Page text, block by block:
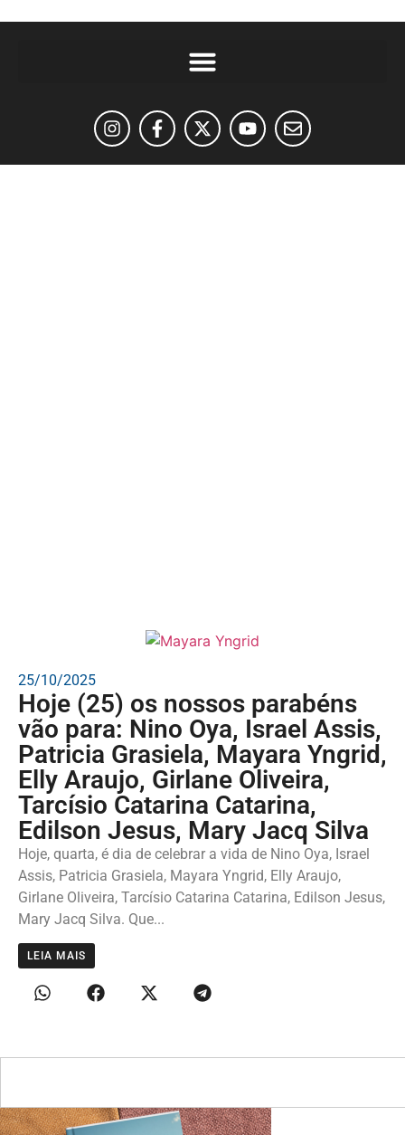
25/10/2025
Hoje (25) os nossos parabéns
vão para: Nino Oya, Israel Assis,
Patricia Grasiela, Mayara Yngrid,
Elly Araujo, Girlane Oliveira,
Tarcísio Catarina Catarina,
Edilson Jesus, Mary Jacq Silva
Hoje, quarta, é dia de celebrar a vida de Nino Oya, Israel
Assis, Patricia Grasiela, Mayara Yngrid, Elly Araujo,
Girlane Oliveira, Tarcísio Catarina Catarina, Edilson Jesus,
Mary Jacq Silva. Que...
LEIA MAIS